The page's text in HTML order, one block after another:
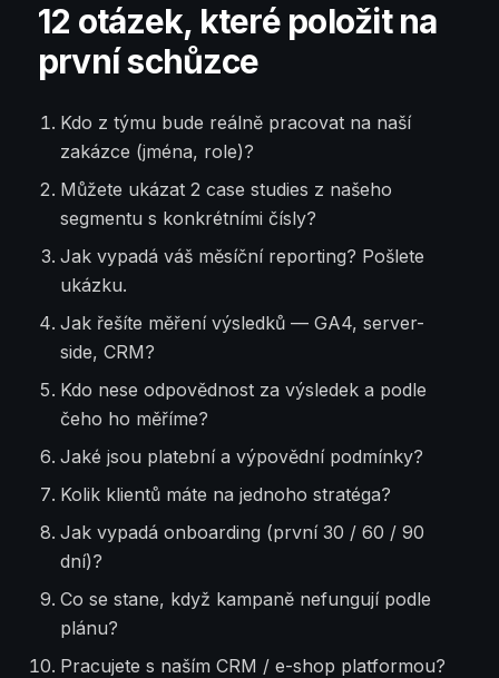
12 otázek, které položit na
první schůzce
Kdo z týmu bude reálně pracovat na naší
zakázce (jména, role)?
Můžete ukázat 2 case studies z našeho
segmentu s konkrétními čísly?
Jak vypadá váš měsíční reporting? Pošlete
ukázku.
Jak řešíte měření výsledků — GA4, server-
side, CRM?
Kdo nese odpovědnost za výsledek a podle
čeho ho měříme?
Jaké jsou platební a výpovědní podmínky?
Kolik klientů máte na jednoho stratéga?
Jak vypadá onboarding (první 30 / 60 / 90
dní)?
Co se stane, když kampaně nefungují podle
plánu?
Pracujete s naším CRM / e-shop platformou?